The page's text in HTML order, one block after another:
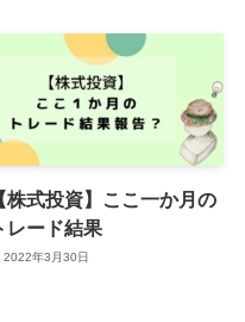
【株式投資】ここ一か月の
レード結果
2022年3月30日